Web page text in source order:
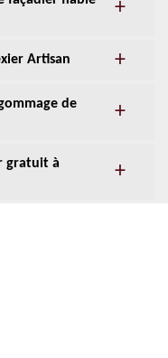
Artisan
de
gratuit à